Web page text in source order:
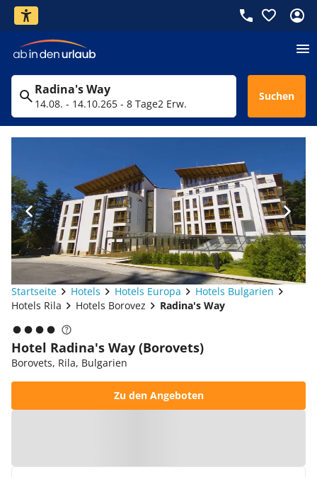
Radina's Way
14.08. - 14.10.265 - 8 Tage2 Erw.
Suchen
Startseite Hotels Hotels Europa
Hotels Bulgarien
Hotels Rila
Hotels Borovez Radina's Way
Hotel Radina's Way (Borovets)
Borovets, Rila, Bulgarien
Zu den Angeboten